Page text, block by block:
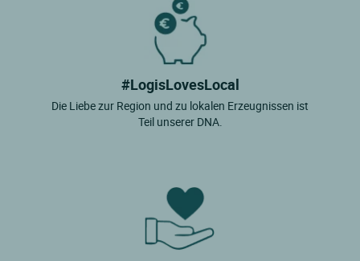
#LogisLovesLocal
Die Liebe zur Region und zu lokalen Erzeugnissen ist
Teil unserer DNA.